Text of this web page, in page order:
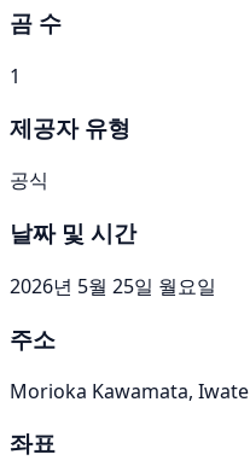
곰 수
1
제공자 유형
공식
날짜 및 시간
2026년 5월 25일 월요일
주소
Morioka Kawamata, Iwate
좌표